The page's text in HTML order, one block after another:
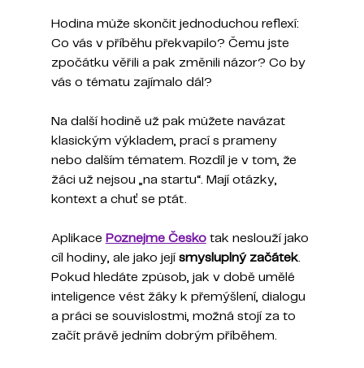
Hodina může skončit jednoduchou reflexí:
Co vás v příběhu překvapilo? Čemu jste
zpočátku věřili a pak změnili názor? Co by
vás o tématu zajímalo dál?
Na další hodině už pak můžete navázat
klasickým výkladem, prací s prameny
nebo dalším tématem. Rozdíl je v tom, že
žáci už nejsou „na startu“. Mají otázky,
kontext a chuť se ptát.
Aplikace Poznejme Česko tak neslouží jako
cíl hodiny, ale jako její smysluplný začátek.
Pokud hledáte způsob, jak v době umělé
inteligence vést žáky k přemýšlení, dialogu
a práci se souvislostmi, možná stojí za to
začít právě jedním dobrým příběhem.